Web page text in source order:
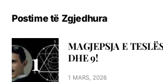
Postime të Zgjedhura
MAGJEPSJA E
DHE 9!
1 MARS, 2026